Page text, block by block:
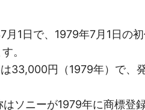
月1日で、1979年7月1日の
。
33,000円（1979年）で、
はソニーが1979年に商標登